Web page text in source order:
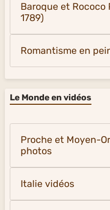
Baroque et Rococo
1789)
Romantisme en
Le Monde en vidéos
Proche et Moyen-
photos
Italie vidéos